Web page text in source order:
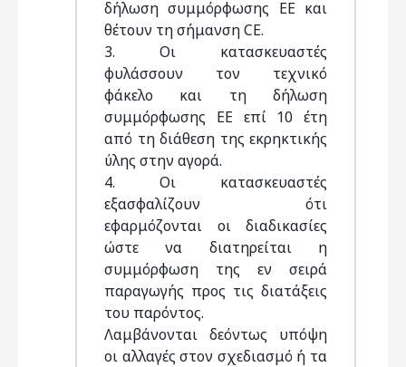
δήλωση συμμόρφωσης ΕΕ και
θέτουν τη σήμανση CE.
3. Οι κατασκευαστές
φυλάσσουν τον τεχνικό
φάκελο και τη δήλωση
συμμόρφωσης ΕΕ επί 10 έτη
από τη διάθεση της εκρηκτικής
ύλης στην αγορά.
4. Οι κατασκευαστές
εξασφαλίζουν ότι
εφαρμόζονται οι διαδικασίες
ώστε να διατηρείται η
συμμόρφωση της εν σειρά
παραγωγής προς τις διατάξεις
του παρόντος.
Λαμβάνονται δεόντως υπόψη
οι αλλαγές στον σχεδιασμό ή τα